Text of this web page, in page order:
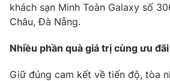
Thế giới đó đây
Tài chính
Thị trường
Góc doanh nghiệp
Dữ liệu và đời sống
khách sạn Minh Toàn Galaxy số
Châu, Đà Nẵng.
Nhiều phần quà giá trị cùng ưu
Giữ đúng cam kết về tiến độ, tòa